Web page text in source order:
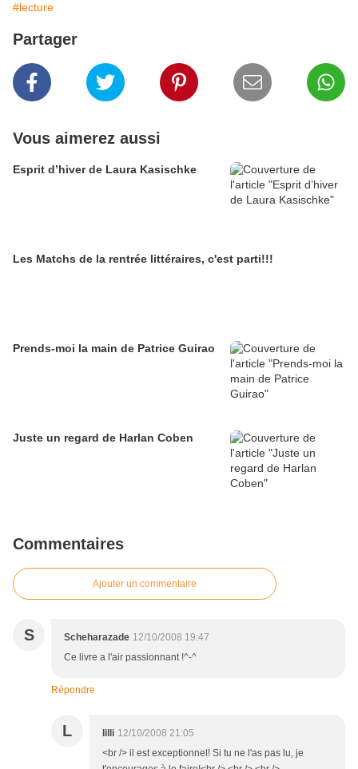
#lecture
Partager
Vous aimerez aussi
Esprit d’hiver de Laura Kasischke
Les Matchs de la rentrée littéraires, c'est parti!!!
Prends-moi la main de Patrice Guirao
Juste un regard de Harlan Coben
Commentaires
Ajouter un commentaire
S Scheharazade 12/10/2008 19:47
Ce livre a l'air passionnant !^-^
Répondre
L lilli 12/10/2008 21:05
<br /> il est exceptionnel! Si tu ne l'as pas lu, je